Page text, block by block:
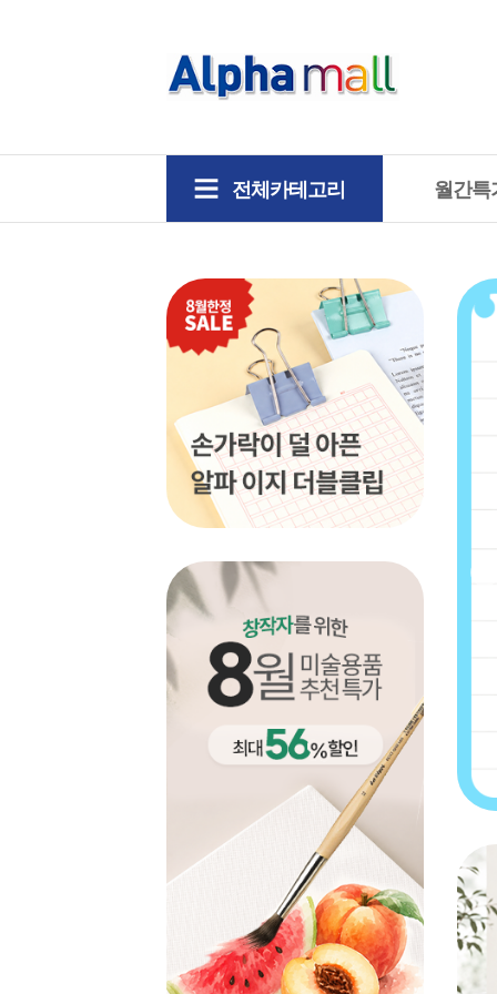
전체카테고리 월간특